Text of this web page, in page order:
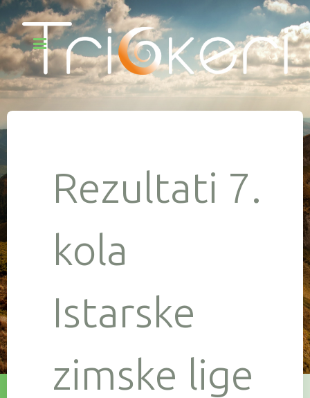
Rezultati 7.
kola
Istarske
zimske lige